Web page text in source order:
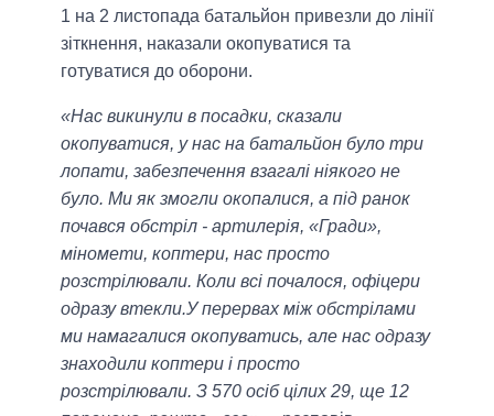
1 на 2 листопада батальйон привезли до лінії
зіткнення, наказали окопуватися та
готуватися до оборони.
«Нас викинули в посадки, сказали
окопуватися, у нас на батальйон було три
лопати, забезпечення взагалі ніякого не
було. Ми як змогли окопалися, а під ранок
почався обстріл - артилерія, «Гради»,
міномети, коптери, нас просто
розстрілювали. Коли всі почалося, офіцери
одразу втекли.У перервах між обстрілами
ми намагалися окопуватись, але нас одразу
знаходили коптери і просто
розстрілювали. З 570 осіб цілих 29, ще 12